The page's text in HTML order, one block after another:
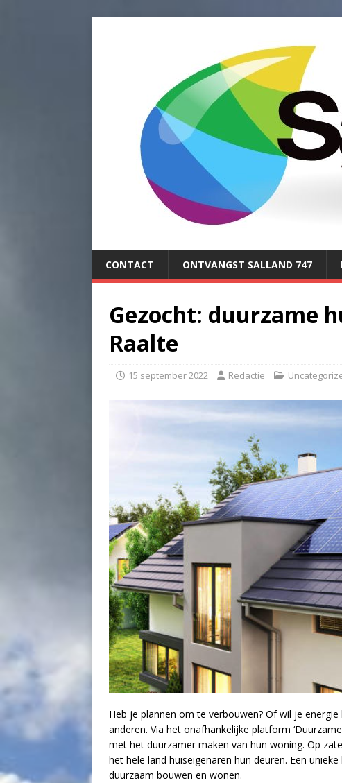
CONTACT ONTVANGST SALLAND 747
Gezocht: duurzame
Raalte
15 september 2022 Redactie
Heb je plannen om te verbouwen? Of wil je
anderen. Via het onafhankelijke platform
met het duurzamer maken van hun woning. Op
het hele land huiseigenaren hun deuren. Een
duurzaam bouwen en wonen.